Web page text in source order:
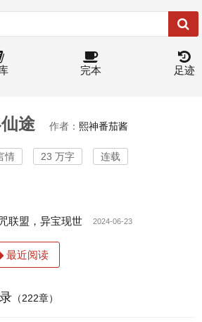
完本 足迹
途 作者： 熙神番茄酱
情 23 万字 连载
联盟，异宝现世 2024-06-23
最近阅读
（222章）